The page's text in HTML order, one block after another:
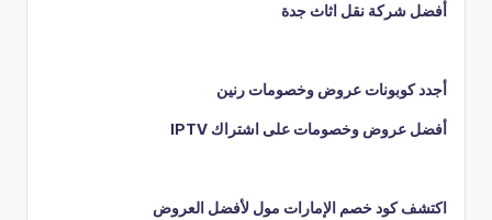
أفضل شركة نقل اثاث جدة
أجدد كوبونات عروض وخصومات رنين
أفضل عروض وخصومات على اشتراك IPTV
اكتشف كود خصم الإمارات مول لأفضل العروض